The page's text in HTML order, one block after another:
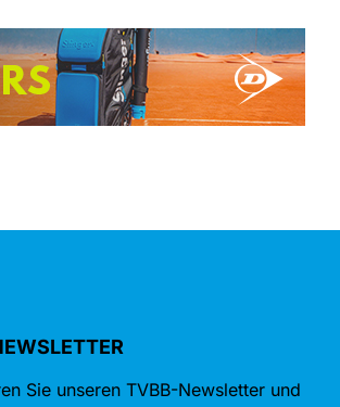
Sie unseren TVBB-Newsletter und